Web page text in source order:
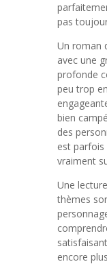
pas
Un roman
avec une
profonde
peu trop
bien
des
est
vraiment
Une
thèmes
encore